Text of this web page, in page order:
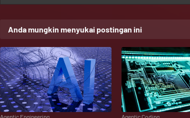
Anda mungkin menyukai postingan ini
Agentic Engineering Agentic Coding